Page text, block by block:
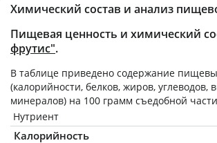
Химический состав и анализ
Пищевая ценность и химический
фрутис".
В таблице приведено содержание
(калорийности, белков, жиров, углеводов,
минералов) на 100 грамм съедобной
Нутриент
Калорийность